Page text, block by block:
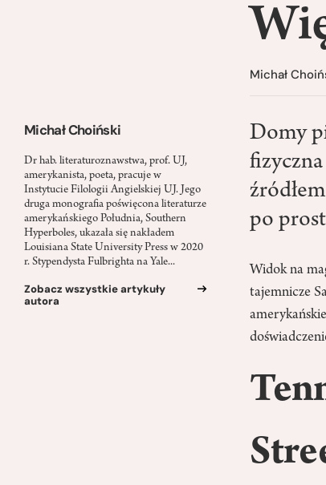
Michał Choiński
Dr hab. literaturoznawstwa, prof. UJ,
amerykanista, poeta, pracuje w
Instytucie Filologii Angielskiej UJ. Jego
druga monografia poświęcona literaturze
amerykańskiego Południa, Southern
Hyperboles, ukazała się nakładem
Louisiana State University Press w 2020
r. Stypendysta Fulbrighta na Yale...
Zobacz wszystkie artykuły
autora
Michał
Domy
po
Widok na
tajemnicze